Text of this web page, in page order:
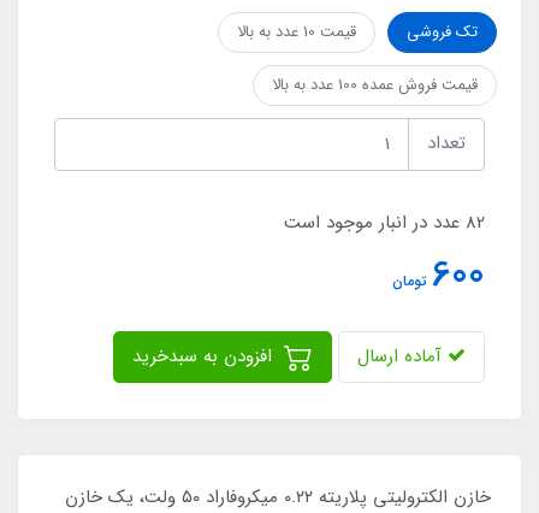
تک فروشی
قیمت 10 عدد به بالا
قیمت فروش عمده 100 عدد به بالا
تعداد
82 عدد در انبار موجود است
600 تومان
آماده ارسال
خازن الکترولیتی پلاریته ۰.۲۲ میکروفاراد ۵۰ ولت، یک خازن